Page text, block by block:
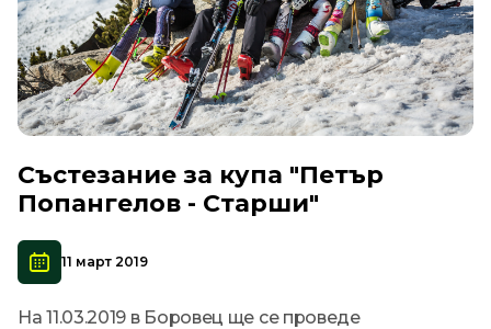
Състезание за купа "Петър
Попангелов - Старши"
11 март 2019
На 11.03.2019 в Боровец ще се проведе